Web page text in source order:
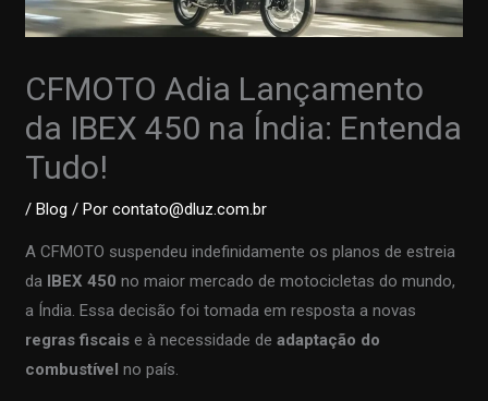
CFMOTO Adia Lançamento
da IBEX 450 na Índia: Entenda
Tudo!
/Blog / Porcontato@dluz.com.br
A CFMOTO suspendeu indefinidamente os planos de estreia
da IBEX 450 no maior mercado de motocicletas do mundo,
a Índia. Essa decisão foi tomada em resposta a novas
regras fiscais e à necessidade deadaptação do
combustível no país.